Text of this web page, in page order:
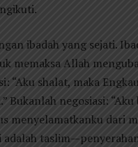
ibadah yang sejati.
memaksa Allah
“Aku shalat, maka
Bukanlah negosiasi: “Aku
menyelamatkanku dari
adalah